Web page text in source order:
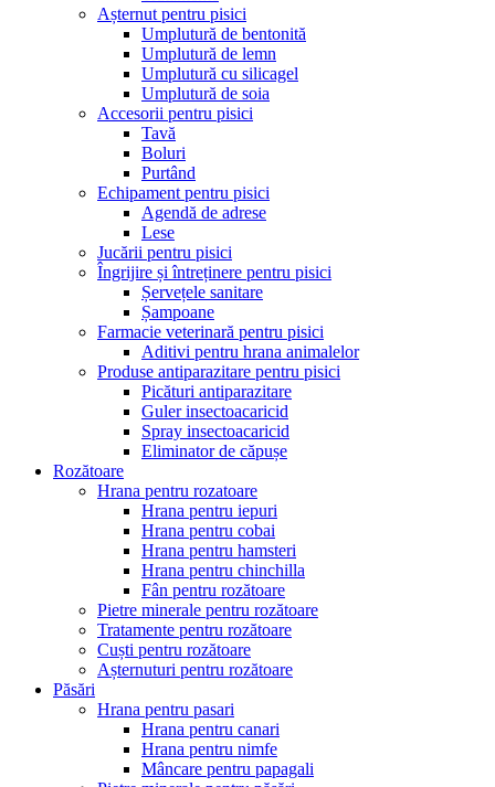
Așternut pentru pisici
Umplutură de bentonită
Umplutură de lemn
Umplutură cu silicagel
Umplutură de soia
Accesorii pentru pisici
Tavă
Boluri
Purtând
Echipament pentru pisici
Agendă de adrese
Lese
Jucării pentru pisici
Îngrijire și întreținere pentru pisici
Șervețele sanitare
Șampoane
Farmacie veterinară pentru pisici
Aditivi pentru hrana animalelor
Produse antiparazitare pentru pisici
Picături antiparazitare
Guler insectoacaricid
Spray insectoacaricid
Eliminator de căpușe
Rozătoare
Hrana pentru rozatoare
Hrana pentru iepuri
Hrana pentru cobai
Hrana pentru hamsteri
Hrana pentru chinchilla
Fân pentru rozătoare
Pietre minerale pentru rozătoare
Tratamente pentru rozătoare
Cuști pentru rozătoare
Așternuturi pentru rozătoare
Păsări
Hrana pentru pasari
Hrana pentru canari
Hrana pentru nimfe
Mâncare pentru papagali